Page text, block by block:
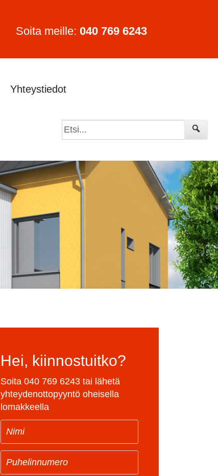
Soita meille: 040 769 6243
Yhteystiedot
Hei, kiinnostuitko?
Soita 040 769 6243 tai lähetä
yhteydenottopyyntö oheisella
lomakkeella